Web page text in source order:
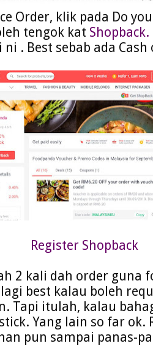
Order, klik pada Do
tengok kat Shopback.
. Best sebab ada Cash
Register Shopback
2 kali dah order guna
best kalau boleh
Tapi itulah, kalau
Yang lain so far ok.
pun sampai panas-